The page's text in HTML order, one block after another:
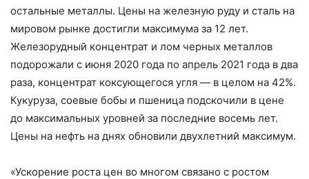
остальные металлы. Цены на железную руду и сталь на
мировом рынке достигли максимума за 12 лет.
Железорудный концентрат и лом черных металлов
подорожали с июня 2020 года по апрель 2021 года в два
раза, концентрат коксующегося угля — в целом на 42%.
Кукуруза, соевые бобы и пшеница подскочили в цене
до максимальных уровней за последние восемь лет.
Цены на нефть на днях обновили двухлетний максимум.
«Ускорение роста цен во многом связано с ростом